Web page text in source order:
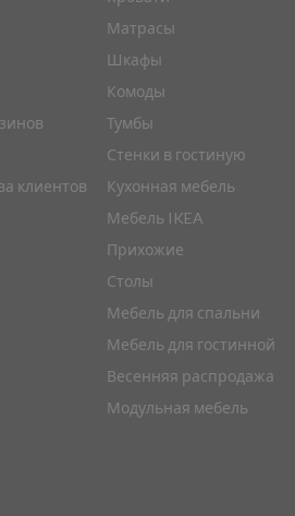
Матрасы
Шкафы
Комоды
Тумбы
Стенки в гостиную
Кухонная мебель
Мебель IKEA
Прихожие
Столы
Мебель для спальни
Мебель для гостинной
Весенняя распродажа
Модульная мебель
клиентов